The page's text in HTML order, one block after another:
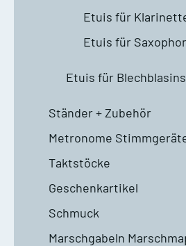
Etuis für
Etuis für
Etuis für
Ständer + Zubehör
Metronome
Taktstöcke
Geschenkartikel
Schmuck
Marschgabeln